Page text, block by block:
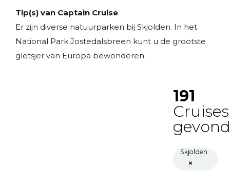
Tip(s) van Captain Cruise
Er zijn diverse natuurparken bij Skjolden. In het
National Park Jostedalsbreen kunt u de grootste
gletsjer van Europa bewonderen.